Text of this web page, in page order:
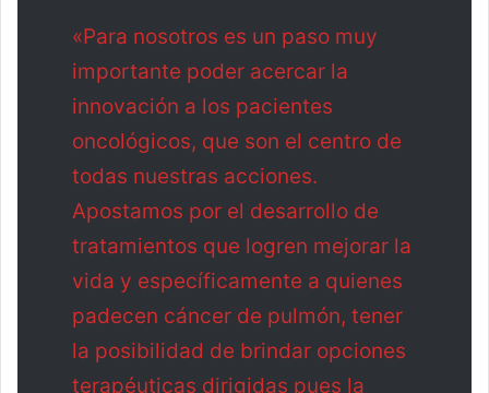
«Para nosotros es un paso muy
importante poder acercar la
innovación a los pacientes
oncológicos, que son el centro de
todas nuestras acciones.
Apostamos por el desarrollo de
tratamientos que logren mejorar la
vida y específicamente a quienes
padecen cáncer de pulmón, tener
la posibilidad de brindar opciones
terapéuticas dirigidas pues la